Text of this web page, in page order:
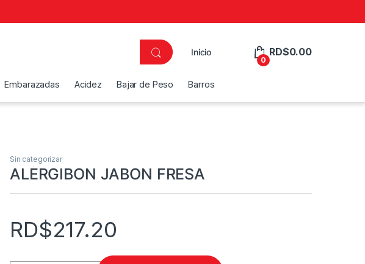
Inicio
0
RD$0.00
Embarazadas Acidez Bajar de Peso Barros
Sin categorizar
ALERGIBON JABON FRESA
RD$217.20